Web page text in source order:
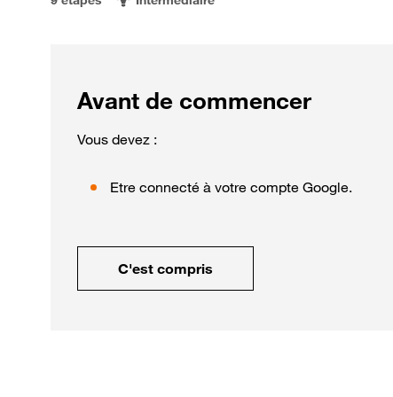
Avant de commencer
Vous devez :
Etre connecté à votre compte Google.
C'est compris